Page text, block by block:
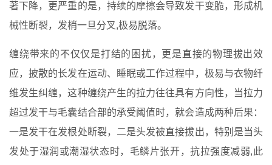
著下降，更严重的是，持续的摩擦会导致发干变脆，形成机
械性断裂，发梢一旦分叉,极易脱落。
缠绕带来的不仅仅是打结的困扰，更是直接的物理拔出效
应，披散的长发在运动、睡眠或工作过程中，极易与衣物纤
维发生纠缠，这种缠绕产生的拉力往往具有方向性，当拉力
超过发干与毛囊结合部的承受阈值时，就会造成两种后果：
一是发干在发根处断裂，二是头发被直接拔出，特别是当头
发处于湿润或潮湿状态时，毛鳞片张开，抗拉强度减弱,此